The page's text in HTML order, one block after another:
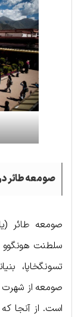
صومعه طائر
صومعه طائر
تسونگخاپا،
صومعه از شهرت
است. از آنجا